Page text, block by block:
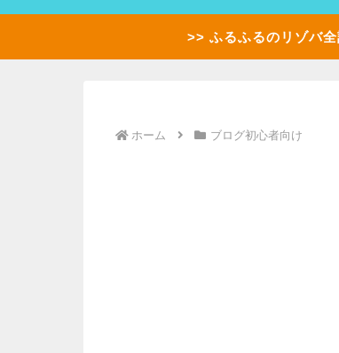
>> ふるふるのリゾバ
ホーム ブログ初心者向け